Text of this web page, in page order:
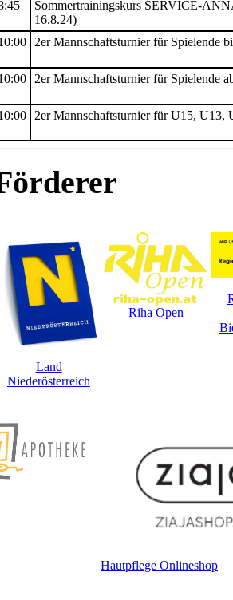
Sommertrainingskurs SERVICE-
16.8.24)
2er Mannschaftsturnier für Spielende
2er Mannschaftsturnier für Spielende
2er Mannschaftsturnier für U15, U13,
Land
Niederösterreich
Riha Open
Hautpflege Onlineshop